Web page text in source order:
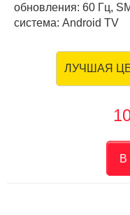
обновления: 60 Гц,
система: Android TV
ЛУЧШАЯ
В